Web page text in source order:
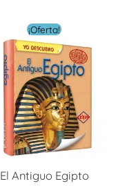
¡Oferta!
El Antiguo Egipto
El
precio
original
era:
$ 16.00.
es: